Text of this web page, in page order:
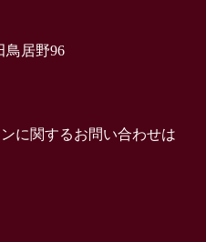
鳥居野96
に関するお問い合わせは